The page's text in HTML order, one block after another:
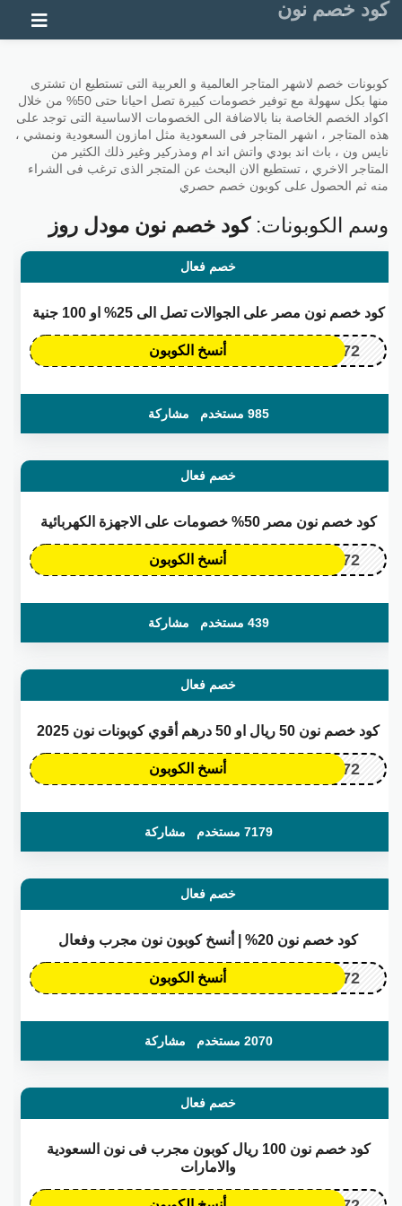
كود خصم نون
كوبونات خصم لاشهر المتاجر العالمية و العربية التى تستطيع ان تشترى
منها بكل سهولة مع توفير خصومات كبيرة تصل احيانا حتى 50% من خلال
اكواد الخصم الخاصة بنا بالاضافة الى الخصومات الاساسية التى توجد على
هذه المتاجر ، اشهر المتاجر فى السعودية مثل امازون السعودية ونمشي ،
نايس ون ، باث اند بودي واتش اند ام ومذركير وغير ذلك الكثير من
المتاجر الاخري ، تستطيع الان البحث عن المتجر الذى ترغب فى الشراء
منه ثم الحصول على كوبون خصم حصري
وسم الكوبونات:كود خصم نون مودل روز
خصم فعال
كود خصم نون مصر على الجوالات تصل الى 25% او 100 جنية
OP172 أنسخ الكوبون
985 مستخدم مشاركة
خصم فعال
كود خصم نون مصر 50% خصومات على الاجهزة الكهربائية
OP172 أنسخ الكوبون
439 مستخدم مشاركة
خصم فعال
كود خصم نون 50 ريال او 50 درهم أقوي كوبونات نون 2025
OP172 أنسخ الكوبون
7179 مستخدم مشاركة
خصم فعال
كود خصم نون 20% | أنسخ كوبون نون مجرب وفعال
OP172 أنسخ الكوبون
2070 مستخدم مشاركة
خصم فعال
كود خصم نون 100 ريال كوبون مجرب فى نون السعودية
والامارات